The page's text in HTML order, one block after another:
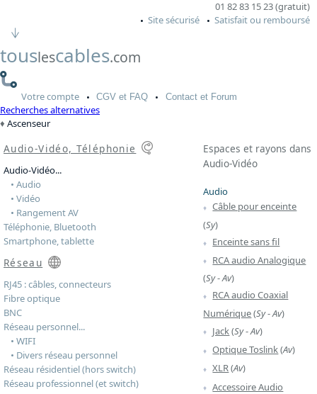
01 82 83 15 23 (gratuit)
Site sécurisé
Satisfait ou remboursé
touslescables.com
Votrecompte CGV et FAQ Contactet Forum
Recherches alternatives
Ascenseur
Espaces et rayons dans
Audio-Vidéo
Audio
Câble pour enceinte
(Sy)
Enceinte sans fil
RCA audio Analogique
(Sy-Av)
RCA audio Coaxial
Numérique(Sy-Av)
Jack(Sy-Av)
Optique Toslink(Av)
XLR(Av)
Accessoire Audio
Audio-Vidéo, Téléphonie
Audio-Vidéo...
• Audio
• Vidéo
• Rangement AV
Téléphonie, Bluetooth
Smartphone, tablette
Réseau
RJ45 : câbles, connecteurs
Fibre optique
BNC
Réseau personnel...
• WIFI
• Divers réseau personnel
Réseau résidentiel (hors switch)
Réseau professionnel (et switch)